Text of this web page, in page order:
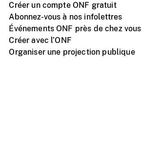
Créer un compte ONF gratuit
Abonnez-vous à nos infolettres
Événements ONF près de chez vous
Créer avec l’ONF
Organiser une projection publique